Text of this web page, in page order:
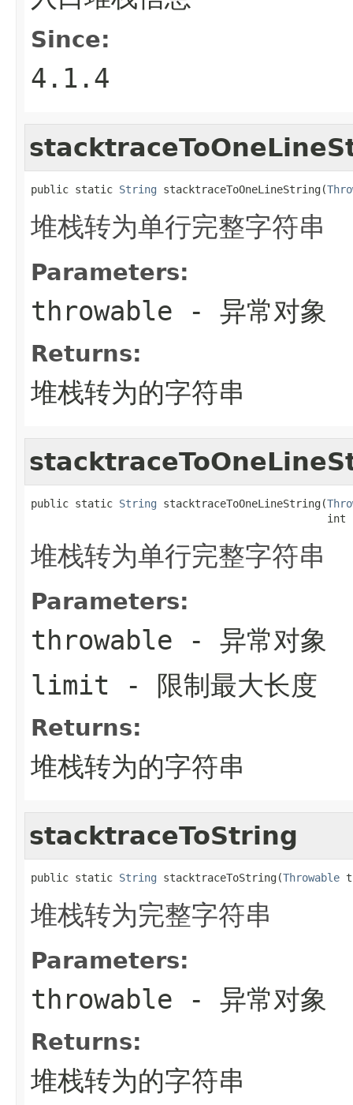
Since:
4.1.4
public static String stacktraceToOneLineString(
堆栈转为单行完整字符串
Parameters:
throwable - 异常对象
Returns:
堆栈转为的字符串
public static String stacktraceToOneLineString(
int
堆栈转为单行完整字符串
Parameters:
throwable - 异常对象
limit - 限制最大长度
Returns:
堆栈转为的字符串
stacktraceToString
public static String stacktraceToString(Throwable
堆栈转为完整字符串
Parameters:
throwable - 异常对象
Returns:
堆栈转为的字符串